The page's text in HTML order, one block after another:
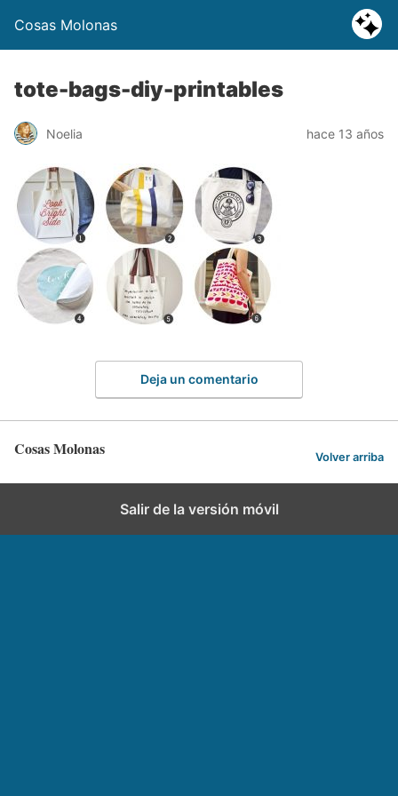
Cosas Molonas
tote-bags-diy-printables
Noelia hace 13 años
Deja un comentario
Cosas Molonas Volver arriba
Salir de la versión móvil